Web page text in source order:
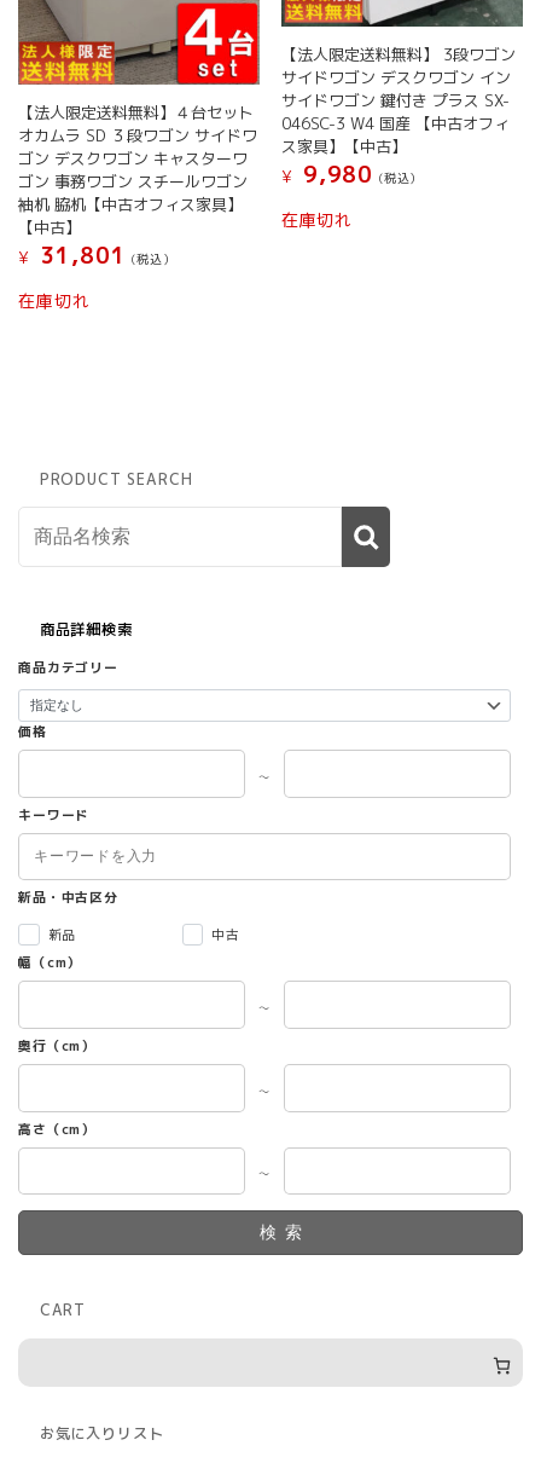
【法人限定送料無料】４台セット
オカムラ SD ３段ワゴン サイドワ
ゴン デスクワゴン キャスターワ
ゴン 事務ワゴン スチールワゴン
袖机 脇机【中古オフィス家具】
【中古】
¥
31,801 (税込）
在庫切れ
【法人限定送料無料】 3段ワゴン
サイドワゴン デスクワゴン イン
サイドワゴン 鍵付き プラス SX-
046SC-3 W4 国産 【中古オフィ
ス家具】【中古】
¥
9,980 (税込）
在庫切れ
PRODUCT SEARCH
商品詳細検索
商品カテゴリー
価格
～
キーワード
新品・中古区分
新品
中古
幅（cm）
～
奥行（cm）
～
高さ（cm）
～
検索
CART
お気に入りリスト